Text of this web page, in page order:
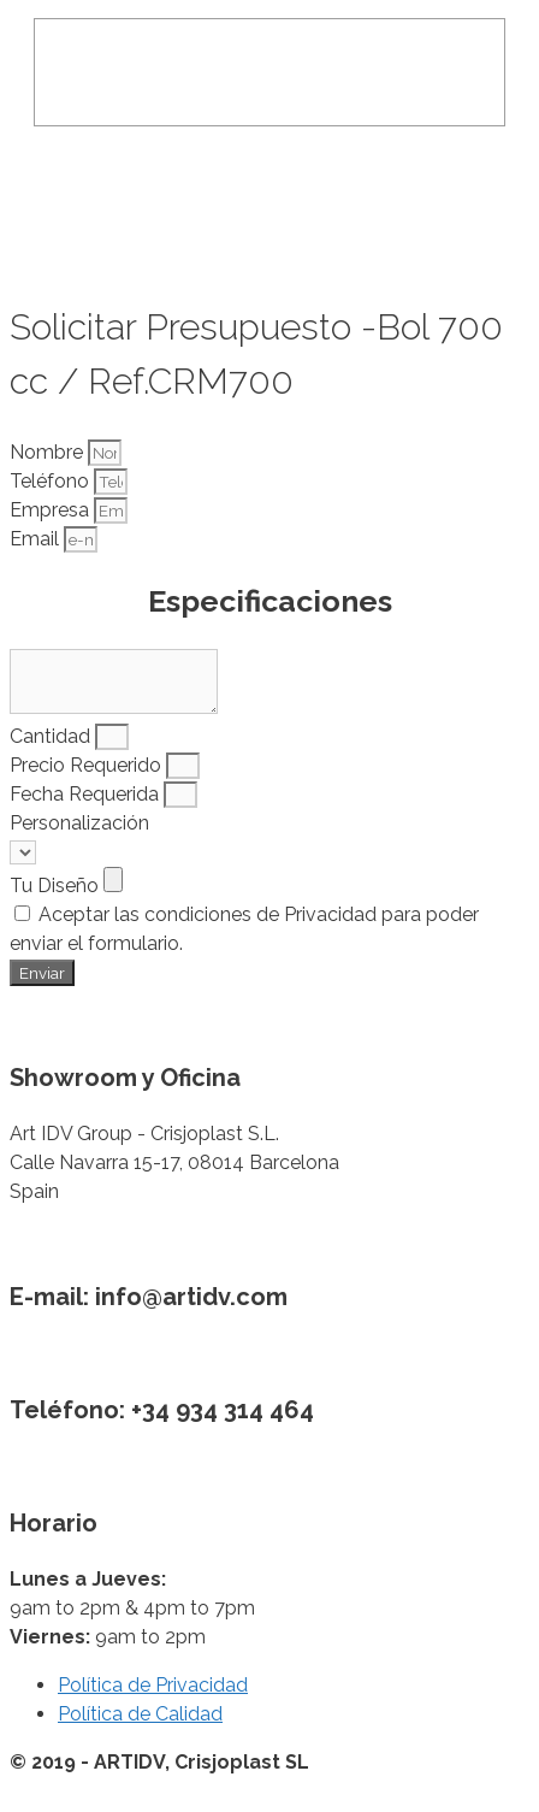
Solicitar Presupuesto -Bol 700
cc / Ref.CRM700
Nombre
Teléfono
Empresa
Email
Especificaciones
Cantidad
Precio Requerido
Fecha Requerida
Personalización
Tu Diseño
Aceptar las condiciones de Privacidad para poder
enviar el formulario.
Enviar
Showroom y Oficina
Art IDV Group - Crisjoplast S.L.
Calle Navarra 15-17, 08014 Barcelona
Spain
E-mail: info@artidv.com
Teléfono: +34 934 314 464
Horario
Lunes a Jueves:
9am to 2pm & 4pm to 7pm
Viernes: 9am to 2pm
Política de Privacidad
Política de Calidad
© 2019 - ARTIDV, Crisjoplast SL